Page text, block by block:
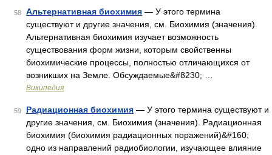
58 Альтернативная биохимия — У этого термина
существуют и другие значения, см. Биохимия (значения).
Альтернативная биохимия изучает возможность
существования форм жизни, которым свойственны
биохимические процессы, полностью отличающихся от
возникших на Земле. Обсуждаемые&#8230; …
Википедия
59 Радиационная биохимия — У этого термина существуют и
другие значения, см. Биохимия (значения). Радиационная
биохимия (биохимия радиационных поражений)&#160;
одно из направлений радиобиологии, изучающее влияние